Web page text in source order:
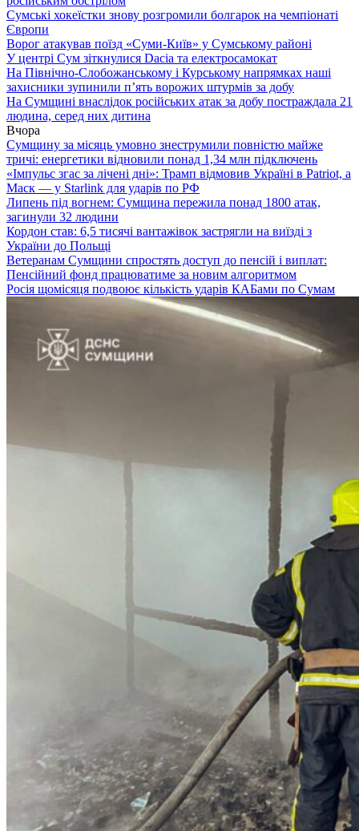
Сумські хокеїстки знову розгромили болгарок на чемпіонаті
Європи
Ворог атакував поїзд «Суми-Київ» у Сумському районі
У центрі Сум зіткнулися Dacia та електросамокат
На Північно-Слобожанському і Курському напрямках наші
захисники зупинили п’ять ворожих штурмів за добу
На Сумщині внаслідок російських атак за добу постраждала 21
людина, серед них дитина
Вчора
Сумщину за місяць умовно знеструмили повністю майже
тричі: енергетики відновили понад 1,34 млн підключень
«Імпульс згас за лічені дні»: Трамп відмовив Україні в Patriot, а
Маск — у Starlink для ударів по РФ
Липень під вогнем: Сумщина пережила понад 1800 атак,
загинули 32 людини
Кордон став: 6,5 тисячі вантажівок застрягли на виїзді з
України до Польщі
Ветеранам Сумщини спростять доступ до пенсій і виплат:
Пенсійний фонд працюватиме за новим алгоритмом
Росія щомісяця подвоює кількість ударів КАБами по Сумам